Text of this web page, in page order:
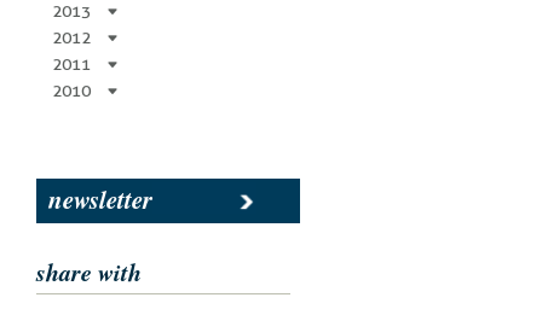
2013
2012
2011
2010
newsletter
share with